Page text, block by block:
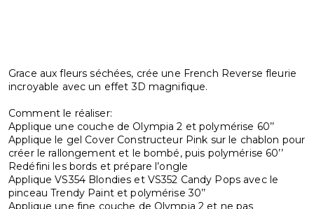
Grace aux fleurs séchées, crée une French Reverse fleurie
incroyable avec un effet 3D magnifique.
Comment le réaliser:
Applique une couche de Olympia 2 et polymérise 60’’
Applique le gel Cover Constructeur Pink sur le chablon pour
créer le rallongement et le bombé, puis polymérise 60’’
Redéfini les bords et prépare l’ongle
Applique VS354 Blondies et VS352 Candy Pops avec le
pinceau Trendy Paint et polymérise 30’’
Applique une fine couche de Olympia 2 et ne pas